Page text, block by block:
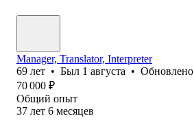
Manager, Translator, Interpreter
69 лет • Был 1 августа • Обновлено
70 000 ₽
Общий опыт
37 лет 6 месяцев